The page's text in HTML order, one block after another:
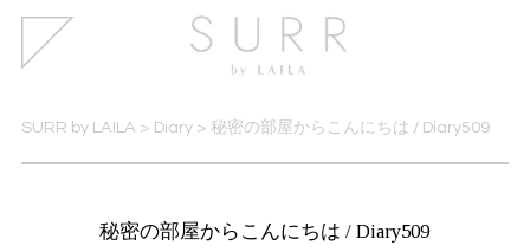
SURR by LAILA > Diary> 秘密の部屋からこんにちは / Diary509
秘密の部屋からこんにちは / Diary509